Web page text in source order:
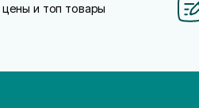
и топ товары